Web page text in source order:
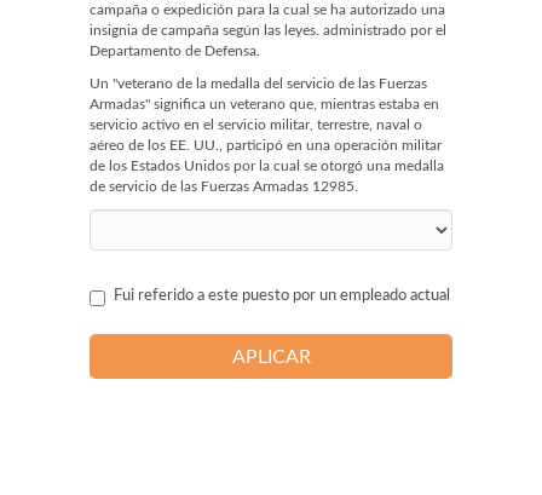
campaña o expedición para la cual se ha autorizado una
insignia de campaña según las leyes. administrado por el
Departamento de Defensa.
Un "veterano de la medalla del servicio de las Fuerzas
Armadas" significa un veterano que, mientras estaba en
servicio activo en el servicio militar, terrestre, naval o
aéreo de los EE. UU., participó en una operación militar
de los Estados Unidos por la cual se otorgó una medalla
de servicio de las Fuerzas Armadas 12985.
Fui referido a este puesto por un empleado actual